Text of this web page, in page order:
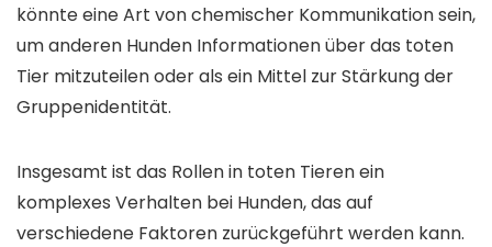
könnte eine Art von chemischer Kommunikation sein,
um anderen Hunden Informationen über das toten
Tier mitzuteilen oder als ein Mittel zur Stärkung der
Gruppenidentität.
Insgesamt ist das Rollen in toten Tieren ein
komplexes Verhalten bei Hunden, das auf
verschiedene Faktoren zurückgeführt werden kann.